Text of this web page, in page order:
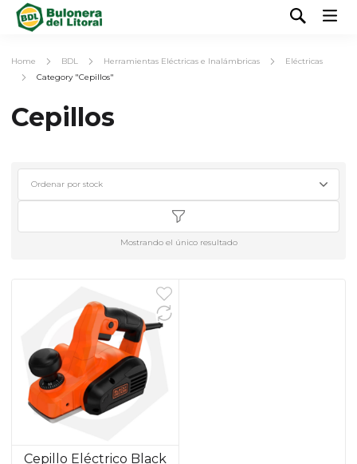
Home BDL Herramientas Eléctricas e Inalámbricas
Eléctricas
Category "Cepillos"
Cepillos
Mostrando el único resultado
Cepillo Eléctrico Black